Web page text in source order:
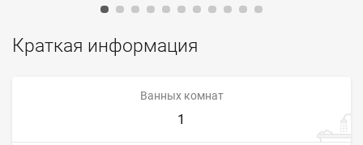
Краткая информация
Ванных комнат
1